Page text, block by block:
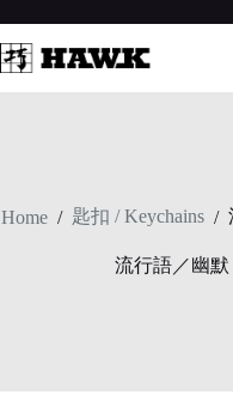
to
content
Home / 匙扣 / Keychains /
流行語／幽默